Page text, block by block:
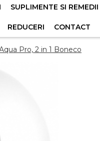
SUPLIMENTE SI REMEDII
REDUCERI CONTACT
Pro, 2 in 1 Boneco